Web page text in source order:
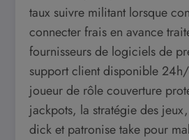
taux suivre militant lorsque
connecter frais en avance
fournisseurs de logiciels de
support client disponible
joueur de rôle couverture
jackpots, la stratégie des
dick et patronise take pour